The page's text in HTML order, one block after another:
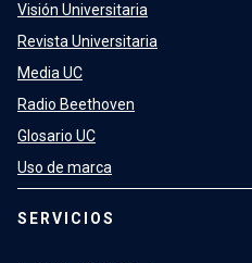
Visión Universitaria
Revista Universitaria
Media UC
Radio Beethoven
Glosario UC
Uso de marca
SERVICIOS